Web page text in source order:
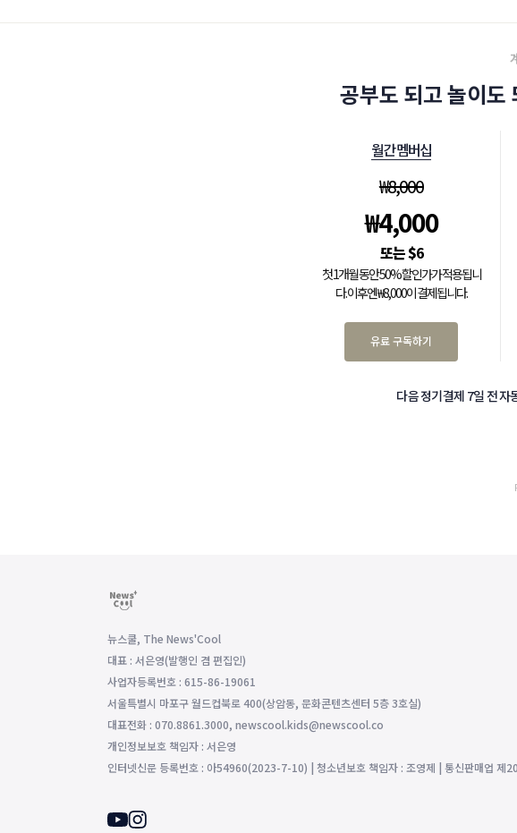
공부도 되고 놀이도
월간 멤버십
₩8,000
₩4,000
$6
첫 1개월 동안 50% 할인가가 적용됩니
다. 이후엔 ₩8,000이 결제됩니다.
유료 구독하기
다음 정기결제 7일 전 자
뉴스쿨, The News'Cool
대표 : 서은영(발행인 겸 편집인)
사업자등록번호 : 615-86-19061
서울특별시 마포구 월드컵북로 400(상암동, 문화콘텐츠센터 5층 3호실)
대표전화 : 070.8861.3000, newscool.kids@newscool.co
개인정보보호 책임자 : 서은영
인터넷신문 등록번호 : 아54960(2023-7-10) | 청소년보호 책임자 : 조영제 | 통신판매